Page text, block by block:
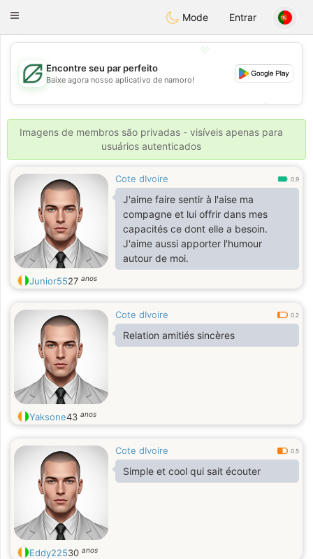
Dating
Toggle
Mode Entrar
💖
💕
💕
Encontre seu par perfeito
Baixe agora nosso aplicativo de namoro!
Imagens de membros são privadas - visíveis apenas para
usuários autenticados
Cote dIvoire 0.9
J'aime faire sentir à l'aise ma
compagne et lui offrir dans mes
capacités ce dont elle a besoin.
J'aime aussi apporter l'humour
autour de moi.
Junior5527 anos
Cote dIvoire 0.2
Relation amitiés sincères
Yaksone43 anos
Cote dIvoire 0.5
Simple et cool qui sait écouter
Eddy22530 anos